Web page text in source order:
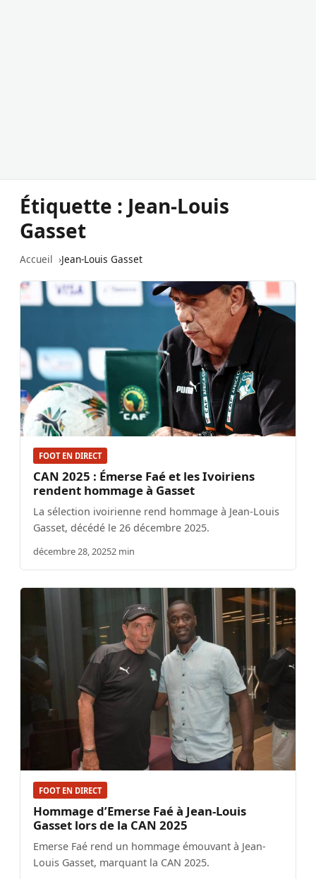
Étiquette : Jean-Louis
Gasset
Accueil Jean-Louis Gasset
FOOT EN DIRECT
CAN 2025 : Émerse Faé et les Ivoiriens
rendent hommage à Gasset
La sélection ivoirienne rend hommage à Jean-Louis
Gasset, décédé le 26 décembre 2025.
décembre 28, 20252 min
FOOT EN DIRECT
Hommage d’Emerse Faé à Jean-Louis
Gasset lors de la CAN 2025
Emerse Faé rend un hommage émouvant à Jean-
Louis Gasset, marquant la CAN 2025.